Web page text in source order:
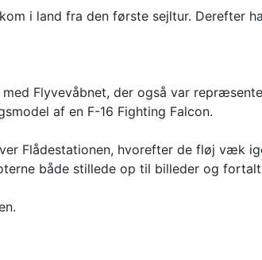
i land fra den første sejltur. Derefter
Flyvevåbnet, der også var
af en F-16 Fighting Falcon.
Flådestationen, hvorefter de fløj væk
både stillede op til billeder og